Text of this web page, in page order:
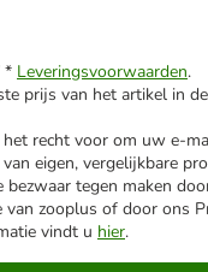
* Leveringsvoorwaarden.
prijs van het artikel in
recht voor om uw e-
eigen, vergelijkbare
tegen maken
van zooplus of door ons
vindt u hier.